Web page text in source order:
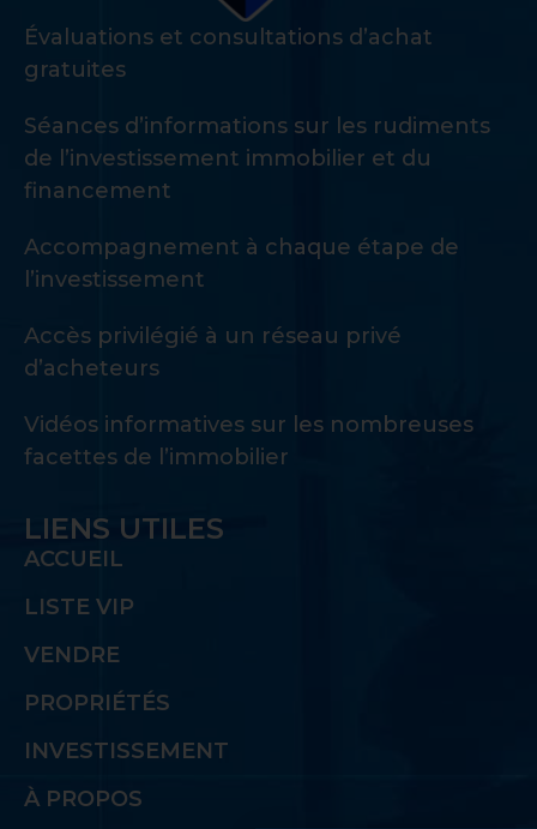
Évaluations et consultations d’achat
gratuites
Séances d’informations sur les rudiments
de l’investissement immobilier et du
financement
Accompagnement à chaque étape de
l’investissement
Accès privilégié à un réseau privé
d’acheteurs
Vidéos informatives sur les nombreuses
facettes de l’immobilier
LIENS UTILES
ACCUEIL
LISTE VIP
VENDRE
PROPRIÉTÉS
INVESTISSEMENT
À PROPOS